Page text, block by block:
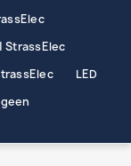
StrassElec
LED